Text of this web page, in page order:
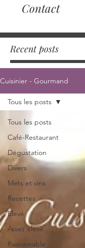
Contact
Recent posts
Cuisinier - Gourmand
Tous les posts
Café-Restaurant
Dégustation
Divers
Mets et vins
Recettes
Elevé
Assez élevé
Raisonnable
Tous les posts